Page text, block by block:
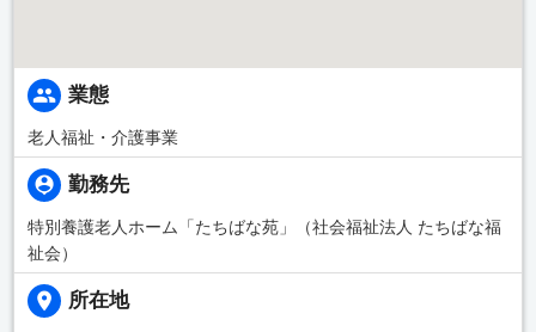
業態
老人福祉・介護事業
勤務先
特別養護老人ホーム「たちばな苑」（社会福祉法人 たちばな福
祉会）
所在地